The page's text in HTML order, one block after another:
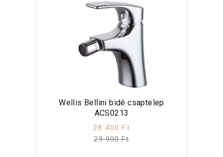
Wellis Bellini bidé csaptelep
ACS0213
28 400 Ft
29 900 Ft